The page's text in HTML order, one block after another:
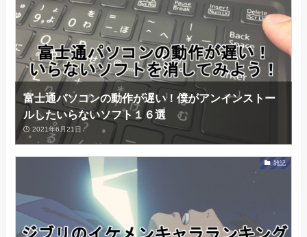
富士通パソコンの動作が遅い！僕がアンインストー
ルしたいらないソフト１６選
2021年6月21日
雑記